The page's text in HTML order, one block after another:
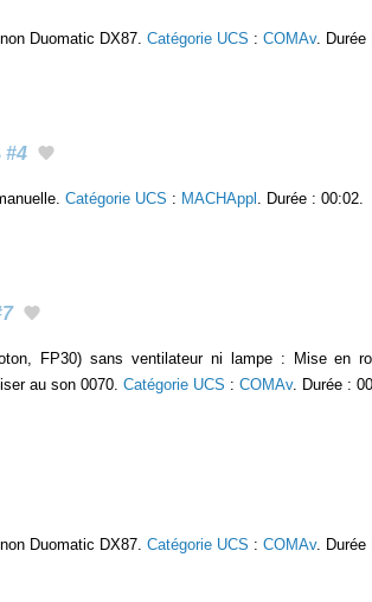
Duomatic DX87. Catégorie UCS : COMAv. Durée
#4
Catégorie UCS : MACHAppl . Durée : 00:02.
FP30) sans ventilateur ni lampe : Mise en
au son 0070. Catégorie UCS : COMAv. Durée :
Duomatic DX87. Catégorie UCS : COMAv. Durée